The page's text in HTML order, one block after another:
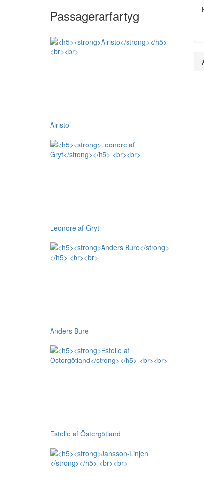
Passagerarfartyg
Airisto
Leonore af Gryt
Anders Bure
Estelle af Östergötland